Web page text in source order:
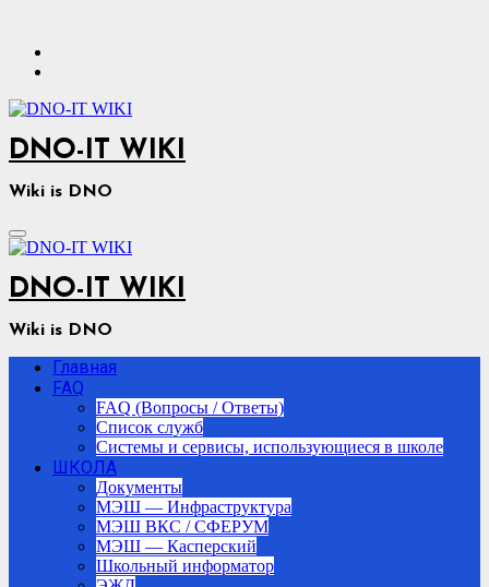
содержимому
DNO-IT WIKI
Wiki is DNO
DNO-IT WIKI
Wiki is DNO
Главная
FAQ
FAQ (Вопросы / Ответы)
Список служб
Системы и сервисы, использующиеся в школе
ШКОЛА
Документы
МЭШ — Инфраструктура
МЭШ ВКС / СФЕРУМ
МЭШ — Касперский
Школьный информатор